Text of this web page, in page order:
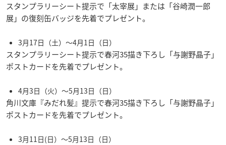
スタンプラリーシート提示で「太宰展」または「谷崎潤一郎
展」の復刻缶バッジを先着でプレゼント。
3月17日（土）～4月1日（日）
スタンプラリーシート提示で春河35描き下ろし「与謝野晶子」
ポストカードを先着でプレゼント。
4月3日（火）～5月13日（日）
角川文庫『みだれ髪』提示で春河35描き下ろし「与謝野晶子」
ポストカードを先着でプレゼント。
3月11日(日）～5月13日（日）